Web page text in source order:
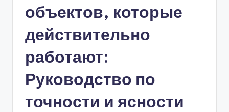
объектов, которые
действительно
работают:
Руководство по
точности и ясности